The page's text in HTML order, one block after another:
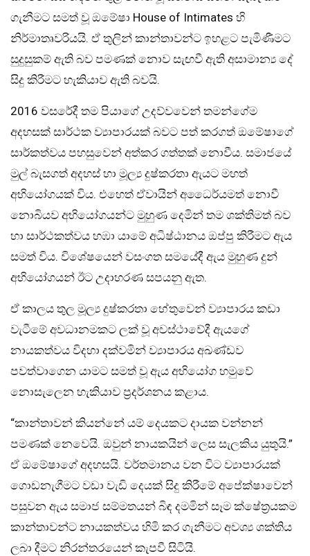
ගැනීමට සමත් වූ ඔමේෂා House of Intimates හි
නිර්මාතෘවරියයි. ඒ තුලින් කාන්තාවන්ට ඉහළට පැමිණීමට
සුදුසුකම් ඇති බව පමණක් නොව සැඟවී ඇති අසාමාන්‍ය දේ
සිදු කිරීමට හැකියාව ඇති බවයි.
2016 වසරේදී තම පියාගේ උදව්වවෙන් තමන්ගේම
අදහසක් සාර්ථක ව්‍යාපාරයක් බවට පත් කරගත් ඔමේෂාගේ
සාර්කත්වය පහසුවෙන් අත්කර ගත්තක් නොවීය. සමාජයේ
මුල් බැසගත් අදහස් හා මූල්‍ය දුෂ්කරතා ඇයට මහත්
අභියෝගයක් විය. එහෙත් ඒවායින් අධෛර්යමත් නොවී
නොබියව අභියෝගයන්ට මුහුණ දෙමින් තම ශක්තිමත් බව
හා සාර්ථකත්වය හඹා යාමේ අධිෂ්ඨානය ඔප්පු කිරීමට ඇය
සමත් විය. විශේෂයෙන් වසංගත සමයේදී ඇය මුහුණ දුන්
අභියෝගයන් ඊට උදාහරණ සපයනු ඇත.
ඒ කාලය තුල මූල්‍ය දුෂ්කරතා හේතුවෙන් ව්‍යාපාරය කඩා
වැටීමේ අවධානමකට ලක් වූ අවස්ථාවේදී ඇයගේ
නායකත්වය විදහා දක්වමින් ව්‍යාපාරය අඛණ්ඩව
පවත්වාගෙන යාමට සමත් වූ ඇය අභියෝග හමුවේ
නොසැලෙන හැකියාව ප්‍රදර්ශනය කළාය.
“කාන්තාවන් කියන්නේ යම් දෙයකට දායක වන්නන්
පමණක් නෙවෙයි. ඔවුන් නායකයින් ලෙස සැලකිය යුතුයි.”
ඒ ඔමේෂාගේ අදහසයි. වර්තමානය වන විට ව්‍යාපාරයක්
ගොඩනැගීමට වඩා වැඩි දෙයක් සිදු කිරීමේ අපේක්ෂාවෙන්
පසුවන ඇය සමාජ සම්මතයන් බිඳ දමමින් සෑම ක්ෂේත්‍රයකම
කාන්තාවන්ට නායකත්වය හිමි කර ගැනීමට අවශ්‍ය ශක්තිය
ලබා දීමට නිරන්තරයෙන් කැපවී සිටියි.